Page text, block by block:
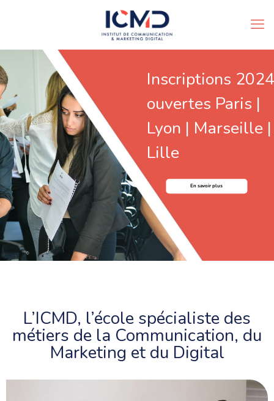
Inscriptions 2024
ouvertes Paris |
Lyon | Marseille |
Lille
En savoir plus
L’ICMD, l’école spécialiste des
métiers de la Communication, du
Marketing et du Digital